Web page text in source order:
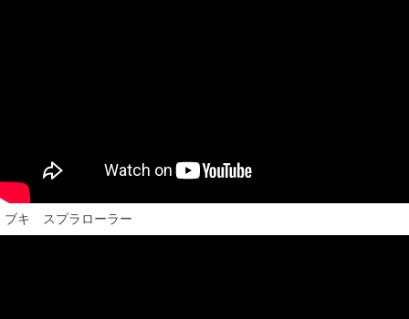
ブキ スプラローラー